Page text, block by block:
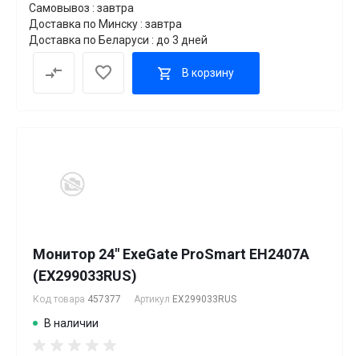
Самовывоз : завтра
Доставка по Минску : завтра
Доставка по Беларуси : до 3 дней
В корзину
Монитор 24" ExeGate ProSmart EH2407A
(EX299033RUS)
Код товара 457377 Артикул EX299033RUS
В наличии